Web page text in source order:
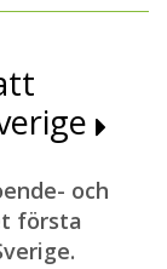
och
första